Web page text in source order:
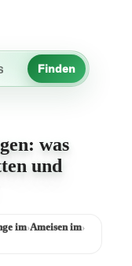
Finden
was
und
im›Ameisen im›